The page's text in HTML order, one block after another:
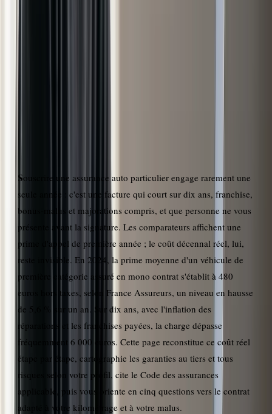
Souscrire une assurance auto particulier engage rarement une
seule année : c'est une facture qui court sur dix ans, franchise,
bonus-malus et majorations compris, et que personne ne vous
présente avant la signature. Les comparateurs affichent une
prime d'appel de première année ; le coût décennal réel, lui,
reste invisible. En 2024, la prime moyenne d'un véhicule de
première catégorie assuré en mono contrat s'établit à 480
euros hors taxes, selon France Assureurs, un niveau en hausse
de 5,6 % sur un an. Sur dix ans, avec l'inflation des
réparations et les franchises payées, la charge dépasse
fréquemment 6 000 euros. Cette page reconstitue ce coût réel
étape par étape, cartographie les garanties au tiers et tous
risques selon votre profil, cite le Code des assurances
applicable, puis vous oriente en cinq questions vers le contrat
adapté à votre kilométrage et à votre malus.